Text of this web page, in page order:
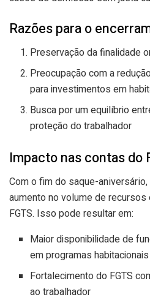
Razões para o
Preservação da finalidade
Preocupação com a
para investimentos em
Busca por um equilíbrio
proteção do trabalhador
Impacto nas contas do
Com o fim do saque-
aumento no volume de
FGTS. Isso pode resultar em:
Maior disponibilidade de
em programas habitacionais
Fortalecimento do FGTS
ao trabalhador